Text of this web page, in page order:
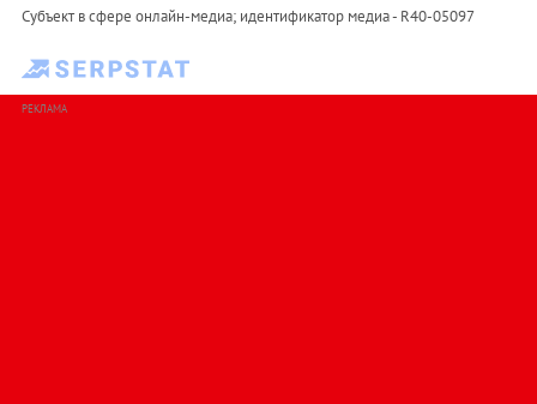
Субъект в сфере онлайн-медиа; идентификатор медиа - R40-05097
РЕКЛАМА